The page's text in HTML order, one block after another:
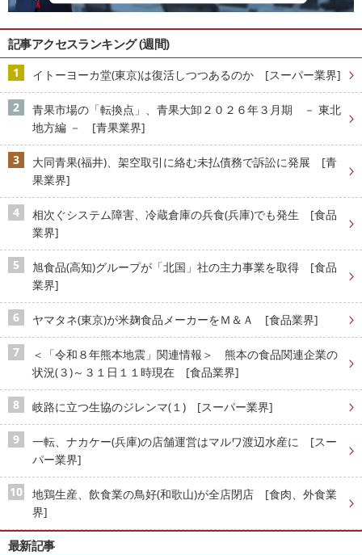
記事アクセスランキング (週間)
イトーヨーカ堂(東京)は復活しつつあるのか [スーパー業界]
青果市場の「転換点」、青果大卸２０２６年３月期 － 東北
地方編 － [青果業界]
大同青果(福井)、架空取引に絡む未払債務で訴訟に発展 [青
果業界]
相次ぐシステム障害、冷蔵倉庫の兵食(兵庫)でも発生 [食品
業界]
旭食品(高知)グループが「北国」社の主力事業を取得 [食品
業界]
ヤマタネ(東京)が米麹食品メーカーをＭ＆Ａ [食品業界]
＜「令和８年熊本地震」関連情報＞ 熊本の食品関連企業の
状況(３)～３１日１１時現在 [食品業界]
岐路に立つ生協のジレンマ(１) [スーパー業界]
一転、ナカケー(兵庫)の店舗運営はマルワ渡辺水産に [スー
パー業界]
地鶏生産、飲食業の鳥好(和歌山)が全店閉店 [食肉、外食業
界]
最新記事